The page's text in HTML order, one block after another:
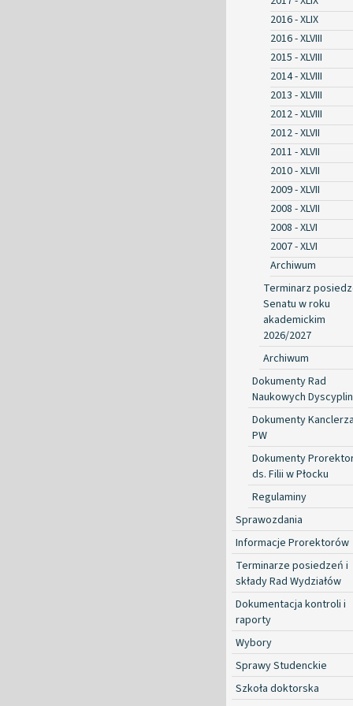
2016 - XLIX
2016 - XLVIII
2015 - XLVIII
2014 - XLVIII
2013 - XLVIII
2012 - XLVIII
2012 - XLVII
2011 - XLVII
2010 - XLVII
2009 - XLVII
2008 - XLVII
2008 - XLVI
2007 - XLVI
Archiwum
Terminarz
Senatu w roku
akademickim
2026/2027
Archiwum
Dokumenty Rad
Naukowych Dyscyplin
Dokumenty
PW
Dokumenty
ds. Filii w Płocku
Regulaminy
Sprawozdania
Informacje Prorektorów
Terminarze posiedzeń i
składy Rad Wydziałów
Dokumentacja kontroli i
raporty
Wybory
Sprawy Studenckie
Szkoła doktorska